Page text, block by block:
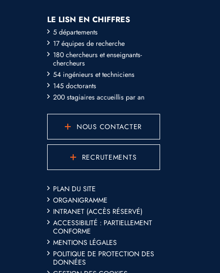
LE LISN EN CHIFFRES
5 départements
17 équipes de recherche
180 chercheurs et enseignants-
chercheurs
54 ingénieurs et techniciens
145 doctorants
200 stagiaires accueillis par an
NOUS CONTACTER
RECRUTEMENTS
PLAN DU SITE
ORGANIGRAMME
INTRANET (ACCÈS RÉSERVÉ)
ACCESSIBILITÉ : PARTIELLEMENT
CONFORME
MENTIONS LÉGALES
POLITIQUE DE PROTECTION DES
DONNÉES